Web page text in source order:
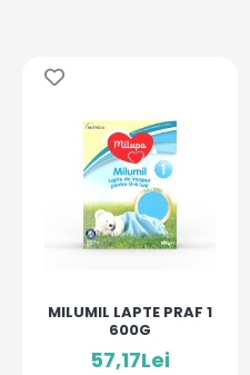
MILUMIL LAPTE PRAF 1
600G
57,17Lei